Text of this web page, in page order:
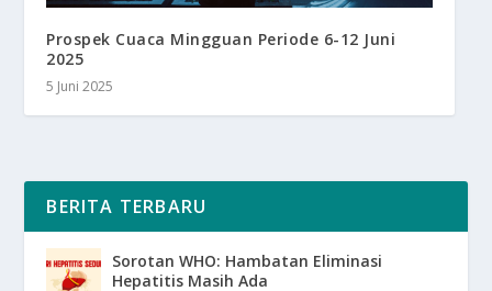
Prospek Cuaca Mingguan Periode 6-12 Juni
2025
5 Juni 2025
BERITA TERBARU
Sorotan WHO: Hambatan Eliminasi
Hepatitis Masih Ada